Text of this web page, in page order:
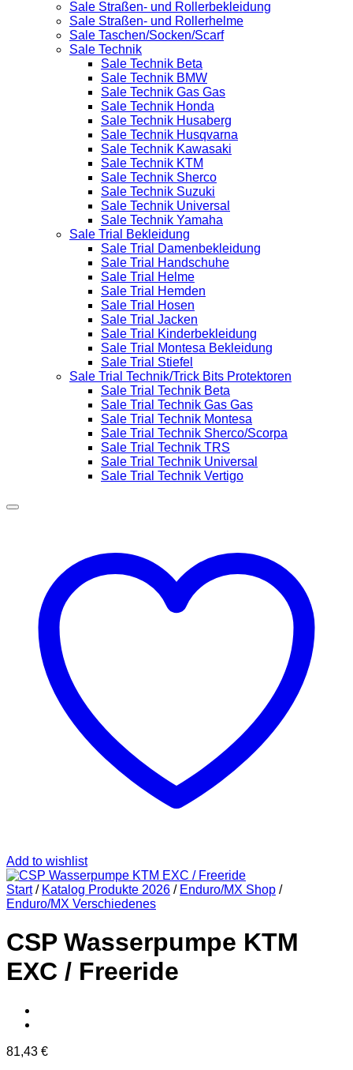
Sale Straßen- und Rollerbekleidung
Sale Straßen- und Rollerhelme
Sale Taschen/Socken/Scarf
Sale Technik
Sale Technik Beta
Sale Technik BMW
Sale Technik Gas Gas
Sale Technik Honda
Sale Technik Husaberg
Sale Technik Husqvarna
Sale Technik Kawasaki
Sale Technik KTM
Sale Technik Sherco
Sale Technik Suzuki
Sale Technik Universal
Sale Technik Yamaha
Sale Trial Bekleidung
Sale Trial Damenbekleidung
Sale Trial Handschuhe
Sale Trial Helme
Sale Trial Hemden
Sale Trial Hosen
Sale Trial Jacken
Sale Trial Kinderbekleidung
Sale Trial Montesa Bekleidung
Sale Trial Stiefel
Sale Trial Technik/Trick Bits Protektoren
Sale Trial Technik Beta
Sale Trial Technik Gas Gas
Sale Trial Technik Montesa
Sale Trial Technik Sherco/Scorpa
Sale Trial Technik TRS
Sale Trial Technik Universal
Sale Trial Technik Vertigo
Add to wishlist
Start / Katalog Produkte 2026 / Enduro/MX Shop /
Enduro/MX Verschiedenes
CSP Wasserpumpe KTM
EXC / Freeride
81,43 €